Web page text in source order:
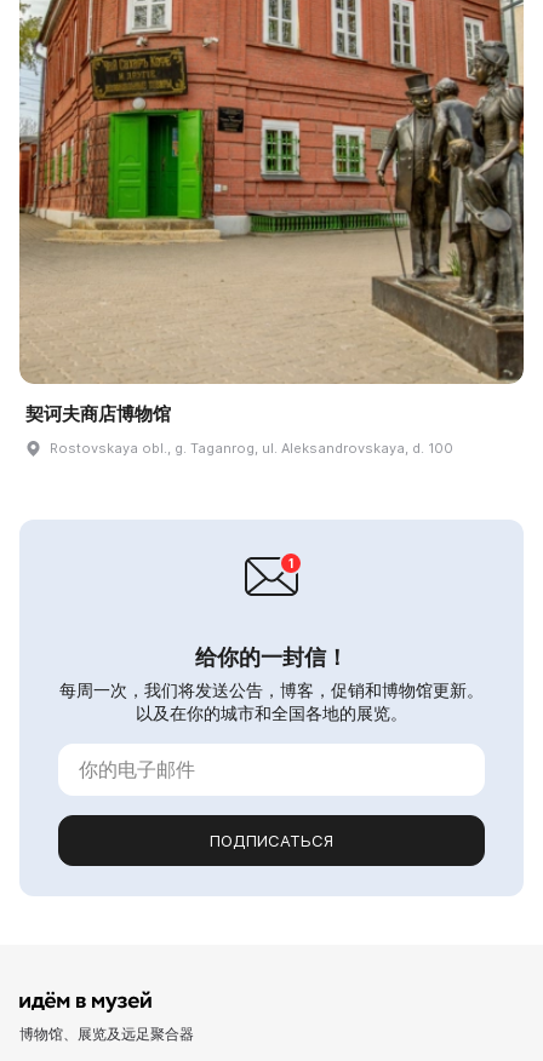
契诃夫商店博物馆
Rostovskaya obl., g. Taganrog, ul. Aleksandrovskaya, d. 100
给你的一封信！
每周一次，我们将发送公告，博客，促销和博物馆更新。
以及在你的城市和全国各地的展览。
ПОДПИСАТЬСЯ
博物馆、展览及远足聚合器